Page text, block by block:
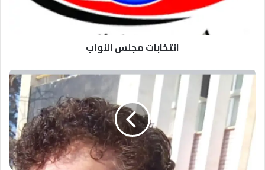
انتخابات مجلس النواب
السعداوى
مكافأة
المدرسة
الملتزمة
بالاجراءات
الاحترازية